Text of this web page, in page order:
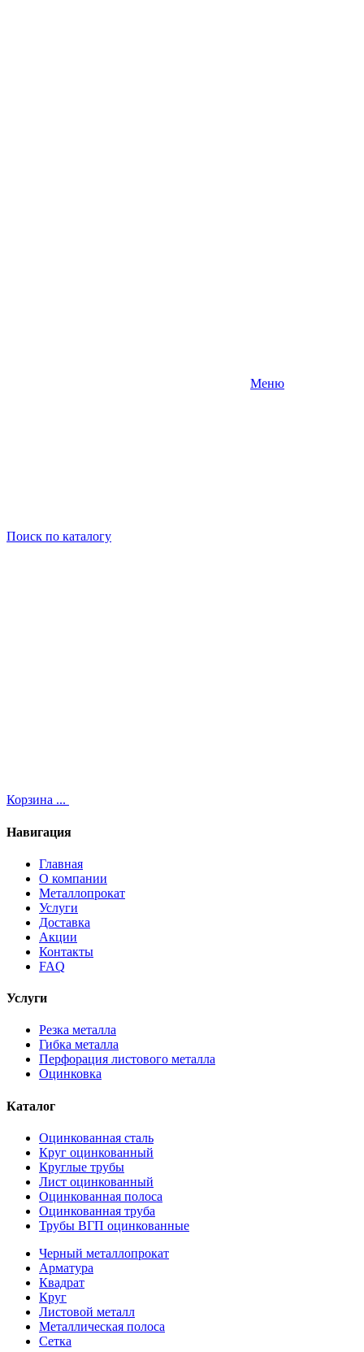
Меню
Поиск по каталогу
Корзина ...
Навигация
Главная
О компании
Металлопрокат
Услуги
Доставка
Акции
Контакты
FAQ
Услуги
Резка металла
Гибка металла
Перфорация листового металла
Оцинковка
Каталог
Оцинкованная сталь
Круг оцинкованный
Круглые трубы
Лист оцинкованный
Оцинкованная полоса
Оцинкованная труба
Трубы ВГП оцинкованные
Черный металлопрокат
Арматура
Квадрат
Круг
Листовой металл
Металлическая полоса
Сетка